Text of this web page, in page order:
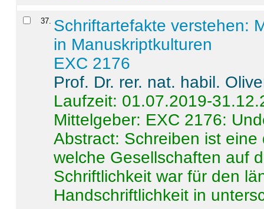
37. Schriftartefakte verstehen:
in Manuskriptkulturen
EXC 2176
Prof. Dr. rer. nat. habil.
Laufzeit: 01.07.2019-
Mittelgeber: EXC 2176:
Abstract: Schreiben ist
welche Gesellschaften auf
Schriftlichkeit war für den
Handschriftlichkeit in